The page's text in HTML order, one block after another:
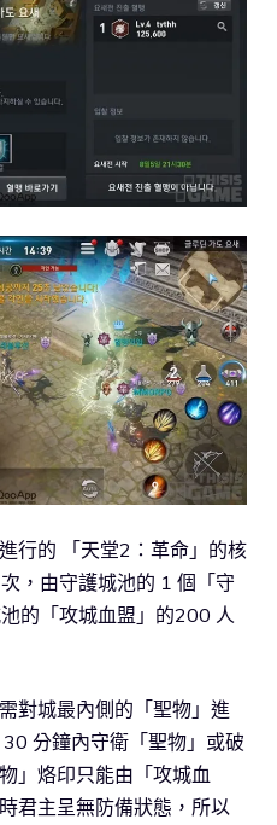
行的 「天堂2：革命」的核
，由守護城池的 1 個「守
的「攻城血盟」的200 人
對城最內側的「聖物」進
分鐘內守衛「聖物」或破
」烙印只能由「攻城血
君主呈無防備狀態，所以